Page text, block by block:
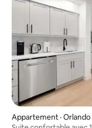
Appartement · Orlando